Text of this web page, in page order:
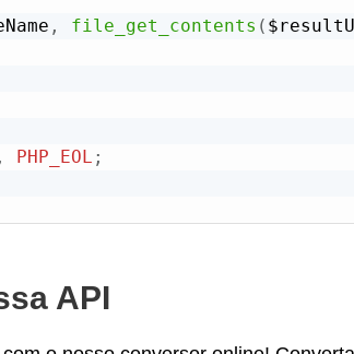
, file_get_contents (
PHP_EOL ;
API